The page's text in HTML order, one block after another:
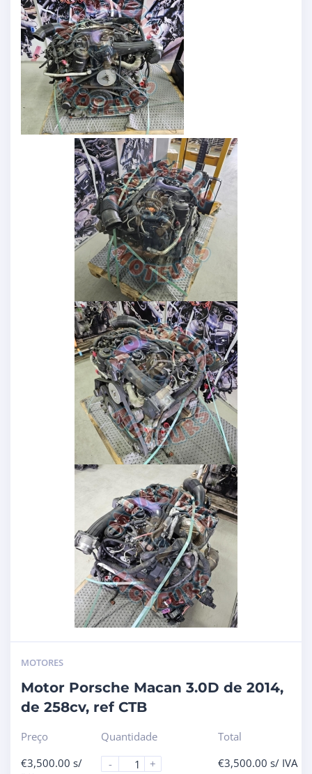
MOTORES
Motor Porsche Macan 3.0D de 2014,
de 258cv, ref CTB
Preço
€3,500.00 s/
Quantidade
-
+
Total
€3,500.00 s/ IVA